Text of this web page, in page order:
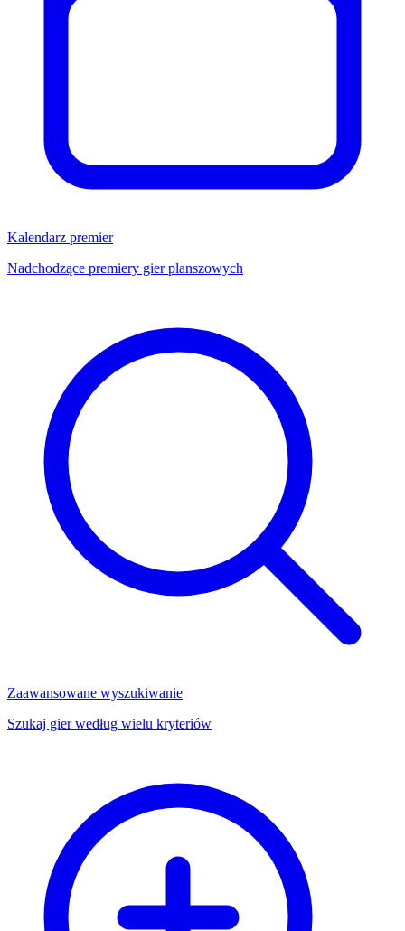
Kalendarz premier
Nadchodzące premiery gier planszowych
Zaawansowane wyszukiwanie
Szukaj gier według wielu kryteriów